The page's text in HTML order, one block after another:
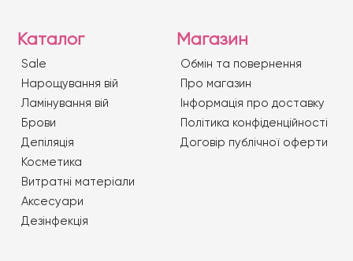
Каталог
Sale
Нарощування вій
Ламінування вій
Брови
Депіляція
Косметика
Витратні матеріали
Аксесуари
Дезінфекція
Магазин
Обмін та повернення
Про магазин
Iнформація про доставку
Політика конфіденційності
Договір публічної оферти